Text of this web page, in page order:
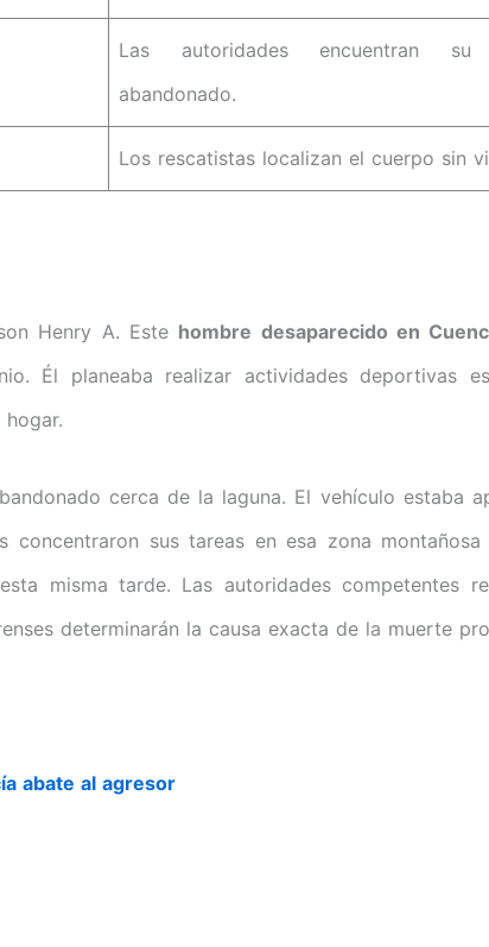
Las autoridades encuentran su
abandonado.
Los rescatistas localizan el cuerpo sin
Henry A. Este hombre desaparecido en
Él planeaba realizar actividades deportivas
cerca de la laguna. El vehículo estaba
concentraron sus tareas en esa zona montañosa
misma tarde. Las autoridades competentes
determinarán la causa exacta de la muerte
abate al agresor